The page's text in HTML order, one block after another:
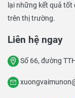
lại những kết quả
trên thị trường.
Liên hệ ngay
Số 66, đường